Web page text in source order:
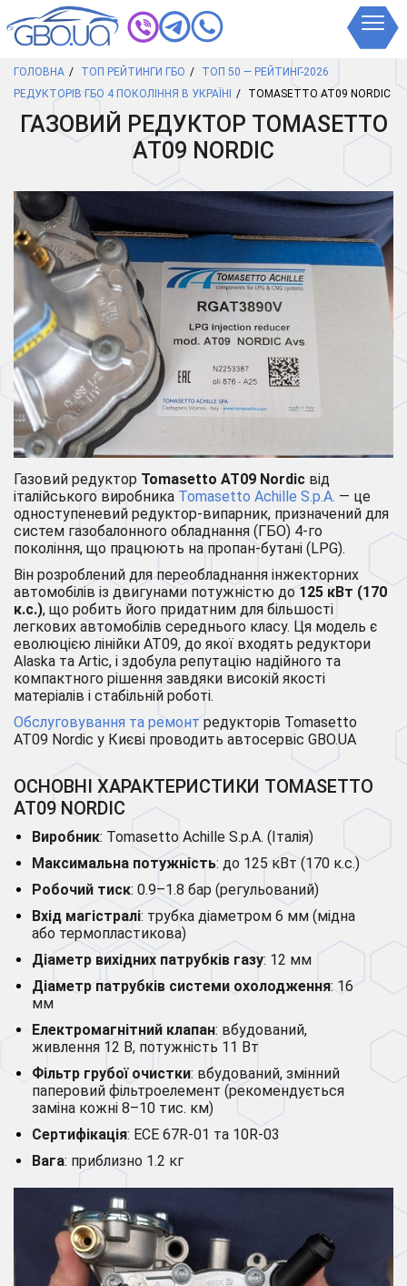
ГОЛОВНА ТОП РЕЙТИНГИ ГБО
ТОП 50 — РЕЙТИНГ-2026
РЕДУКТОРІВ ГБО 4 ПОКОЛІННЯ В УКРАЇНІ
TOMASETTO AT09 NORDIC
ГАЗОВИЙ РЕДУКТОР TOMASETTO
AT09 NORDIC
Газовий редуктор Tomasetto AT09 Nordic від
італійського виробника Tomasetto Achille S.p.A. — це
одноступеневий редуктор-випарник, призначений для
систем газобалонного обладнання (ГБО) 4-го
покоління, що працюють на пропан-бутані (LPG).
Він розроблений для переобладнання інжекторних
автомобілів із двигунами потужністю до125 кВт (170
к.с.), що робить його придатним для більшості
легкових автомобілів середнього класу. Ця модель є
еволюцією лінійки AT09, до якої входять редуктори
Alaska та Artic, і здобула репутацію надійного та
компактного рішення завдяки високій якості
матеріалів і стабільній роботі.
Обслуговування та ремонтредукторів Tomasetto
AT09 Nordic у Києві проводить автосервіс GBO.UA
ОСНОВНІ ХАРАКТЕРИСТИКИ TOMASETTO
AT09 NORDIC
Виробник: Tomasetto Achille S.p.A. (Італія)
Максимальна потужність: до 125 кВт (170 к.с.)
Робочий тиск: 0.9–1.8 бар (регульований)
Вхід магістралі: трубка діаметром 6 мм (мідна
або термопластикова)
Діаметр вихідних патрубків газу: 12 мм
Діаметр патрубків системи охолодження: 16
мм
Електромагнітний клапан: вбудований,
живлення 12 В, потужність 11 Вт
Фільтр грубої очистки: вбудований, змінний
паперовий фільтроелемент (рекомендується
заміна кожні 8–10 тис. км)
Сертифікація: ECE 67R-01 та 10R-03
Вага: приблизно 1.2 кг